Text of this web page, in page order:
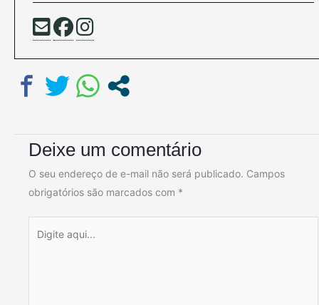
Deixe um comentário
O seu endereço de e-mail não será publicado. Campos
obrigatórios são marcados com *
aqui...